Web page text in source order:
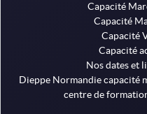
Capacité
Capacité
Capacité
Capacité
Nos dates et
Dieppe Normandie capacité
centre de